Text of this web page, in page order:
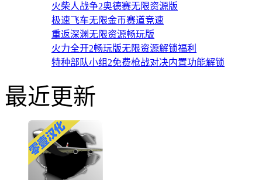
火柴人战争2奥德赛无限资源版
极速飞车无限金币赛道竞速
重返深渊无限资源畅玩版
火力全开2畅玩版无限资源解锁福利
特种部队小组2免费枪战对决内置功能解锁
最近更新